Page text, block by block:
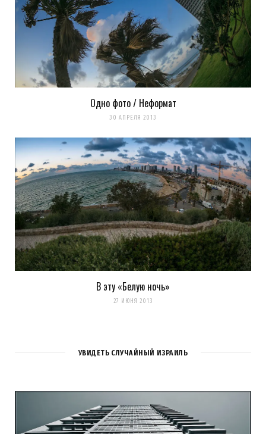
Одно фото / Неформат
30 АПРЕЛЯ 2013
В эту «Белую ночь»
27 ИЮНЯ 2013
УВИДЕТЬ СЛУЧАЙНЫЙ ИЗРАИЛЬ